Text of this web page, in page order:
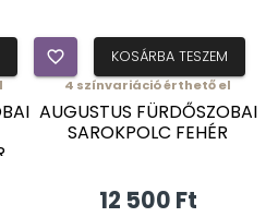
favorite_border KOSÁRBA TESZEM
4 színvariáció érthető el
AUGUSTUS FÜRDŐSZOBAI
SAROKPOLC FEHÉR
12 500 Ft